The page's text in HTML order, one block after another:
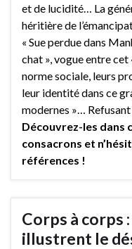
et de lucidité… La
héritière de
« Sue perdue dans
chat », vogue entre
norme sociale, leurs
leur identité dans ce
modernes »…
Découvrez-les dans
consacrons et
références !
Corps à corps
illustrent le